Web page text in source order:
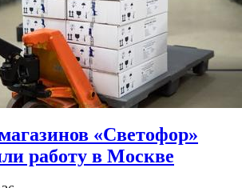
«Светофор»
работу в Москве